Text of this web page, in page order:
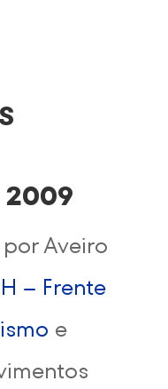
2009
Aveiro
– Frente
e